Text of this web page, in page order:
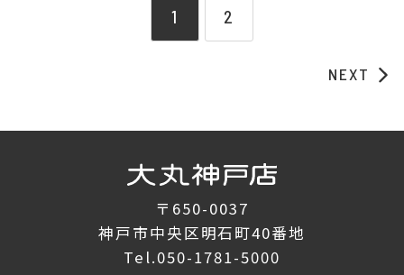
1 2
NEXT
〒650-0037
神戸市中央区明石町40番地
Tel.050-1781-5000